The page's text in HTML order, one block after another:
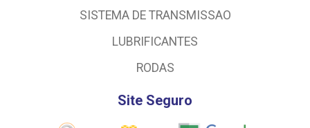
SISTEMA DE TRANSMISSAO
LUBRIFICANTES
RODAS
Site Seguro